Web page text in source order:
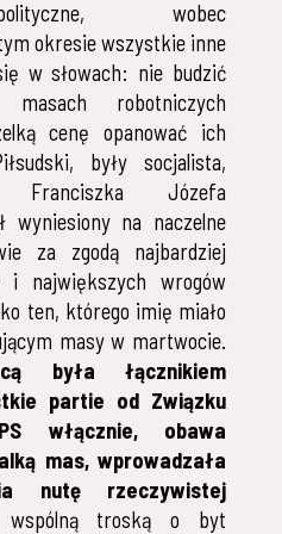
wobec
okresie wszystkie inne
w słowach: nie budzić
robotniczych
cenę opanować ich
były socjalista,
Franciszka Józefa
wyniesiony na naczelne
za zgodą najbardziej
i największych wrogów
ten, którego imię miało
masy w martwocie.
była łącznikiem
partie od Związku
włącznie, obawa
mas, wprowadzała
nutę rzeczywistej
wspólną troską o byt